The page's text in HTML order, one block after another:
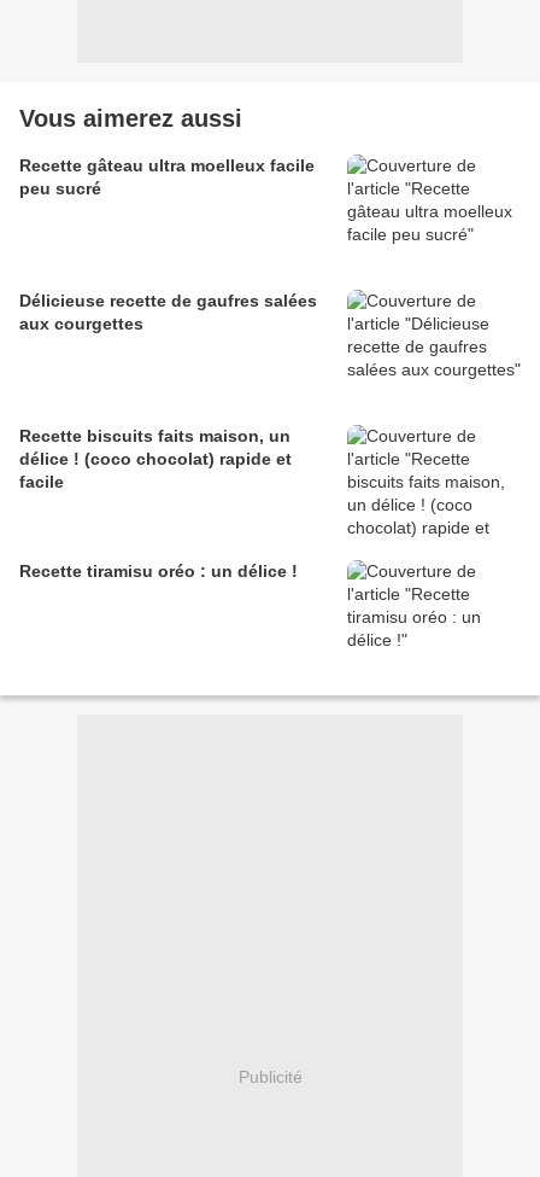
Vous aimerez aussi
Recette gâteau ultra moelleux facile
peu sucré
Délicieuse recette de gaufres salées
aux courgettes
Recette biscuits faits maison, un
délice ! (coco chocolat) rapide et
facile
Recette tiramisu oréo : un délice !
Publicité